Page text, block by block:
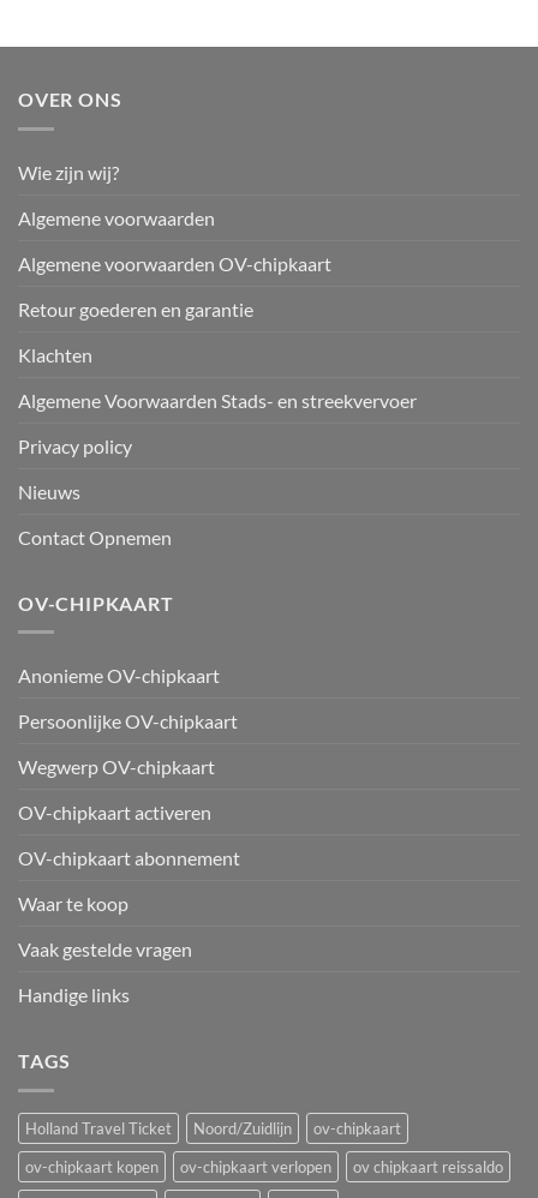
OVER ONS
Wie zijn wij?
Algemene voorwaarden
Algemene voorwaarden OV-chipkaart
Retour goederen en garantie
Klachten
Algemene Voorwaarden Stads- en streekvervoer
Privacy policy
Nieuws
Contact Opnemen
OV-CHIPKAART
Anonieme OV-chipkaart
Persoonlijke OV-chipkaart
Wegwerp OV-chipkaart
OV-chipkaart activeren
OV-chipkaart abonnement
Waar te koop
Vaak gestelde vragen
Handige links
TAGS
Holland Travel Ticket Noord/Zuidlijn
ov-chipkaart
ov-chipkaart kopen
ov-chipkaart verlopen
ov chipkaart reissaldo